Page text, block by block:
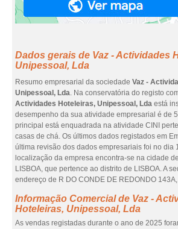
Dados gerais de Vaz - Actividades
Unipessoal, Lda
Resumo empresarial da sociedade Vaz -
Unipessoal, Lda. Na conservatória do registo
Actividades Hoteleiras, Unipessoal, Lda está
desempenho da sua atividade empresarial é de
principal está enquadrada na atividade CINI
casas de chá. Os últimos dados registados em
última revisão dos dados empresariais foi no dia
localização da empresa encontra-se na cidade
LISBOA, que pertence ao distrito de LISBOA. A
endereço de R DO CONDE DE REDONDO
Informação Comercial de Vaz -
Hoteleiras, Unipessoal, Lda
As vendas registadas durante o ano de 2025